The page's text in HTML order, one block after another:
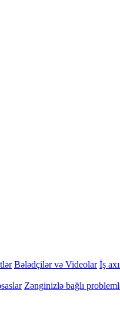
Bələdçilər və Videolar İş
Zənginizlə bağlı